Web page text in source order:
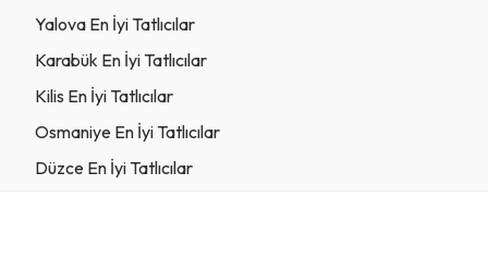
Yalova En İyi Tatlıcılar
Karabük En İyi Tatlıcılar
Kilis En İyi Tatlıcılar
Osmaniye En İyi Tatlıcılar
Düzce En İyi Tatlıcılar